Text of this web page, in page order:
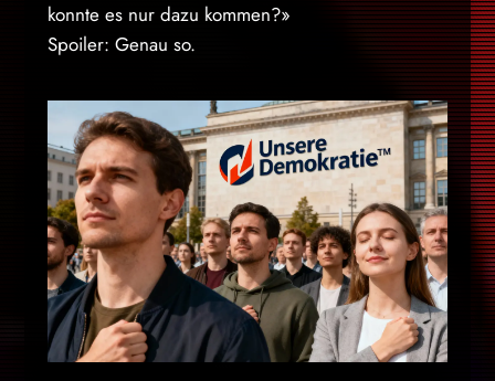
konnte es nur dazu kommen?»
Spoiler: Genau so.